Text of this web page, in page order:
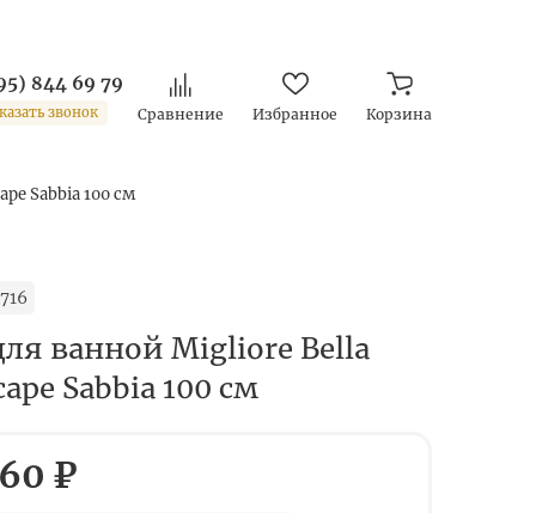
844 69 79
звонок Сравнение Избранное Корзина
Sabbia 100 см
ванной Migliore Bella
Sabbia 100 см
₽